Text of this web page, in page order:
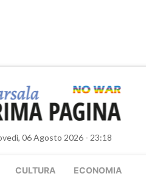
06 Agosto 2026 - 23:18
CULTURA ECONOMIA